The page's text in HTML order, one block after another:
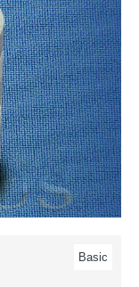
Basic